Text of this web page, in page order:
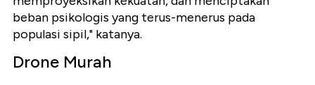
beban psikologis yang terus-menerus pada
populasi sipil," katanya.
Drone Murah